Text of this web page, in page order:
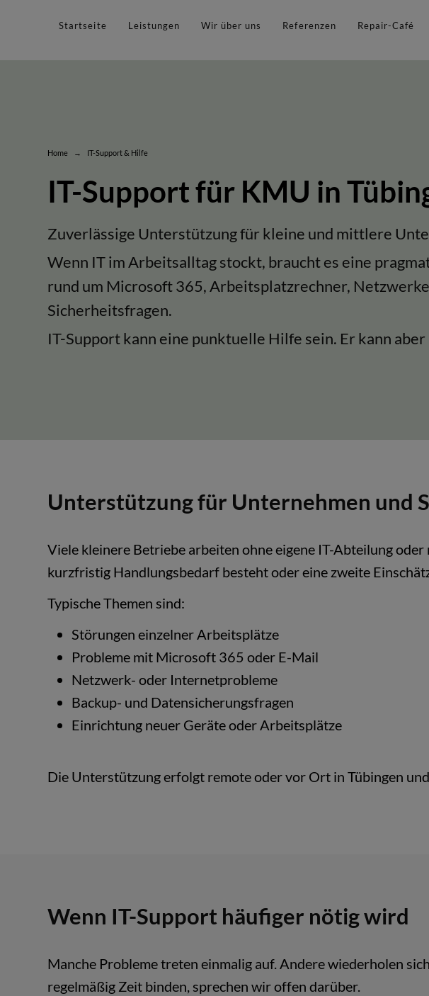
Startseite Leistungen Wir über uns Referenzen Repair-Café
Home → IT-Support & Hilfe
IT-Support für KMU in
Zuverlässige Unterstützung für kleine und mittlere
Wenn IT im Arbeitsalltag stockt, braucht es eine
rund um Microsoft 365, Arbeitsplatzrechner,
Sicherheitsfragen.
IT-Support kann eine punktuelle Hilfe sein. Er kann
Unterstützung für Unternehmen und
Viele kleinere Betriebe arbeiten ohne eigene IT-Abteilung
kurzfristig Handlungsbedarf besteht oder eine zweite
Typische Themen sind:
Störungen einzelner Arbeitsplätze
Probleme mit Microsoft 365 oder E-Mail
Netzwerk- oder Internetprobleme
Backup- und Datensicherungsfragen
Einrichtung neuer Geräte oder Arbeitsplätze
Die Unterstützung erfolgt remote oder vor Ort in Tübingen
Wenn IT-Support häufiger nötig wird
Manche Probleme treten einmalig auf. Andere wiederholen
regelmäßig Zeit binden, sprechen wir offen darüber.